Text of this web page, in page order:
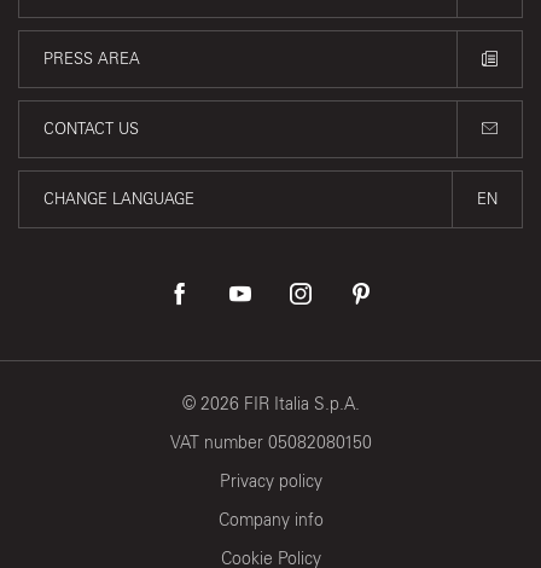
PRESS AREA
CONTACT US
CHANGE LANGUAGE EN
© 2026 FIR Italia S.p.A.
VAT number 05082080150
Privacy policy
Company info
Cookie Policy